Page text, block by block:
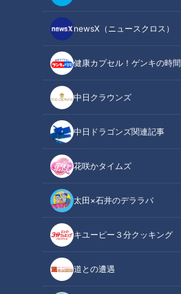
newsX（ニュースクロス）
健康カプセル！ゲンキの時間
中日クラウンズ
中日ドラゴンズ関連記事
花咲かタイムズ
太田×石井のデララバ
キユーピー３分クッキング
道との遭遇
メンタリー】
2021/06/02 19:00
ドキュメンタリー
長編ドキュメンタリー